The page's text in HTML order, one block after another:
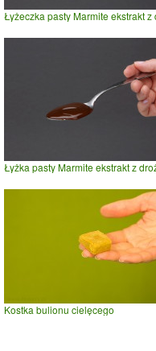
Łyżeczka pasty Marmite ekstrakt z
Łyżka pasty Marmite ekstrakt z
Kostka bulionu cielęcego